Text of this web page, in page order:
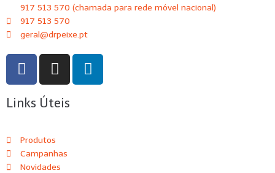
917 513 570 (chamada para rede móvel nacional)
917 513 570
geral@drpeixe.pt
Links Úteis
Produtos
Campanhas
Novidades